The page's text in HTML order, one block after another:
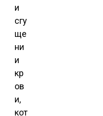
и
сгу
ще
ни
и
кр
ов
и,
кот